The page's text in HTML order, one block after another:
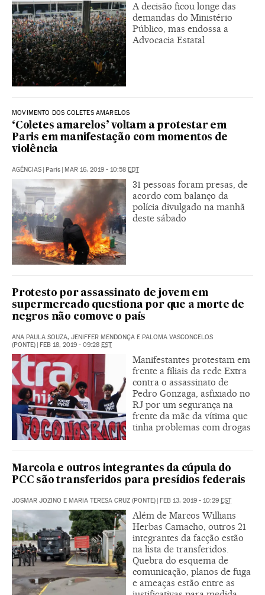
A decisão ficou longe das
demandas do Ministério
Público, mas endossa a
Advocacia Estatal
MOVIMENTO DOS COLETES AMARELOS
‘Coletes amarelos’ voltam a protestar em
Paris em manifestação com momentos de
violência
AGÊNCIAS París MAR 16, 2019 - 10:58 EDT
31 pessoas foram presas, de
acordo com balanço da
polícia divulgado na manhã
deste sábado
Protesto por assassinato de jovem em
supermercado questiona por que a morte de
negros não comove o país
ANA PAULA SOUZA, JENIFFER MENDONÇA E PALOMA VASCONCELOS
(PONTE) | FEB 18, 2019 - 09:28 EST
Manifestantes protestam em
frente a filiais da rede Extra
contra o assassinato de
Pedro Gonzaga, asfixiado no
RJ por um segurança na
frente da mãe da vítima que
tinha problemas com drogas
Marcola e outros integrantes da cúpula do
PCC são transferidos para presídios federais
JOSMAR JOZINO E MARIA TERESA CRUZ (PONTE) | FEB 13, 2019 - 10:29 EST
Além de Marcos Willians
Herbas Camacho, outros 21
integrantes da facção estão
na lista de transferidos.
Quebra do esquema de
comunicação, planos de fuga
e ameaças estão entre as